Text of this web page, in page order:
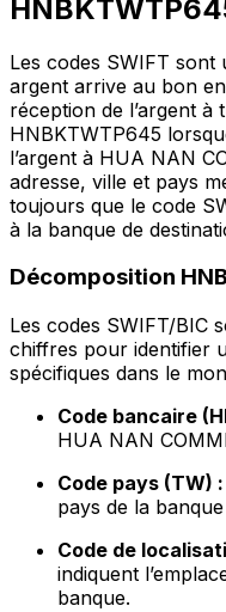
Les codes SWIFT
argent arrive au bon
réception de l’argent
HNBKTWTP645
l’argent à HUA NAN
adresse, ville et pays
toujours que le code
à la banque de
Décomposition
Les codes SWIFT/BIC
chiffres pour identifier
spécifiques dans le
Code bancaire
HUA NAN
Code pays (TW) :
pays de la
Code de
indiquent
banque.